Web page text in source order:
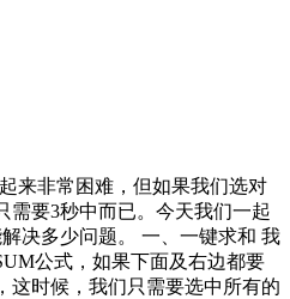
来非常困难，但如果我们选对
需要3秒中而已。今天我们一起
决多少问题。 一、一键求和 我
公式，如果下面及右边都要
这时候，我们只需要选中所有的